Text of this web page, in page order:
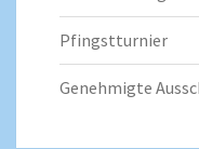
Pfingstturnier
Genehmigte